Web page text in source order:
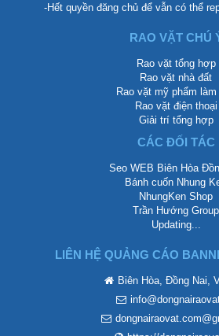
-Hết quyền đăng chủ để vẫn có thể
RAO VẶT CHÚ
Rao vặt tổng hợp
Rao vặt nhà đất
Rao vặt mỹ phẩm làm
Rao vặt điện thoại
Giải trí tổng hợp
CÁC ĐỐI TÁC
Seo WEB Biên Hòa
Bánh cuốn Nhung
NhungKen Shop
Trần Hướng Group
Updating...
LIÊN HỆ QUẢNG CÁO
Biên Hòa, Đồng Nai,